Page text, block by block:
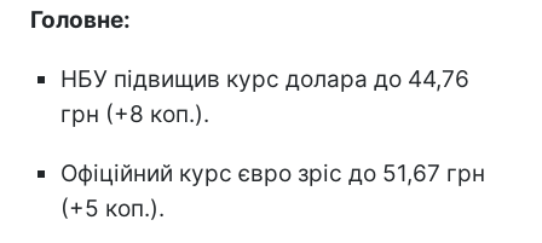
Головне:
НБУ підвищив курс долара до 44,76
грн (+8 коп.).
Офіційний курс євро зріс до 51,67 грн
(+5 коп.).